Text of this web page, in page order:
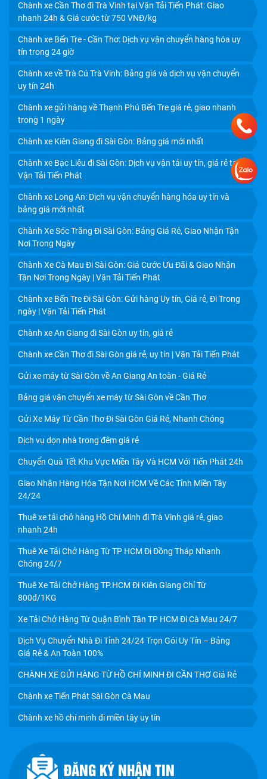
DỊCH VỤ VẬN CHUYỂN TRÁI CÂY CẦN THƠ ĐI TPHCM
Chành xe Cần Thơ đi Trà Vinh tại Vận Tải Tiến Phát: Giao
nhanh 24h & Giá cước từ 750 VNĐ/kg
Chành xe Bến Tre - Cần Thơ: Dịch vụ vận chuyển hàng hóa uy
tín trong 24 giờ
Chành xe về Trà Cú Trà Vinh: Bảng giá và dịch vụ vận chuyển
uy tín 24h
Chành xe gửi hàng về Thạnh Phú Bến Tre giá rẻ, giao nhanh
trong 1 ngày
Chành xe Kiên Giang đi Sài Gòn: Bảng giá mới nhất
Chành xe Bạc Liêu đi Sài Gòn: Dịch vụ vận tải uy tín, giá rẻ tại
Vận Tải Tiến Phát
Chành xe Long An: Dịch vụ vận chuyển hàng hóa uy tín và
bảng giá mới nhất
Chành Xe Sóc Trăng Đi Sài Gòn: Bảng Giá Rẻ, Giao Nhận Tận
Nơi Trong Ngày
Chành Xe Cà Mau Đi Sài Gòn: Giá Cước Ưu Đãi & Giao Nhận
Tận Nơi Trong Ngày | Vận Tải Tiến Phát
Chành xe Bến Tre Đi Sài Gòn: Gửi hàng Uy tín, Giá rẻ, Đi Trong
ngày | Vận Tải Tiến Phát
Chành xe An Giang đi Sài Gòn uy tín, giá rẻ
Chành xe Cần Thơ đi Sài Gòn giá rẻ, uy tín | Vận Tải Tiến Phát
Gửi xe máy từ Sài Gòn về An Giang An toàn - Giá Rẻ
Bảng giá vận chuyển xe máy từ Sài Gòn về Cần Thơ
Gửi Xe Máy Từ Cần Thơ Đi Sài Gòn Giá Rẻ, Nhanh Chóng
Dịch vụ dọn nhà trong đêm giá rẻ
Chuyển Quà Tết Khu Vực Miền Tây Và HCM Với Tiến Phát 24h
Giao Nhận Hàng Hóa Tận Nơi HCM Về Các Tỉnh Miền Tây
24/24
Thuê xe tải chở hàng Hồ Chí Minh đi Trà Vinh giá rẻ, giao
nhanh 24h
Thuê Xe Tải Chở Hàng Từ TP HCM Đi Đồng Tháp Nhanh
Chóng 24/7
Thuê Xe Tải Chở Hàng TP.HCM Đi Kiên Giang Chỉ Từ
800đ/1KG
Xe Tải Chở Hàng Từ Quận Bình Tân TP HCM Đi Cà Mau 24/7
Dịch Vụ Chuyển Nhà Đi Tỉnh 24/24 Trọn Gói Uy Tín – Bảng
Giá Rẻ & An Toàn 100%
CHÀNH XE GỬI HÀNG TỪ HỒ CHÍ MINH ĐI CẦN THƠ Giá Rẻ
Chành xe Tiến Phát Sài Gòn Cà Mau
Chành xe hồ chí minh đi miền tây uy tín
ĐĂNG KÝ NHẬN TIN